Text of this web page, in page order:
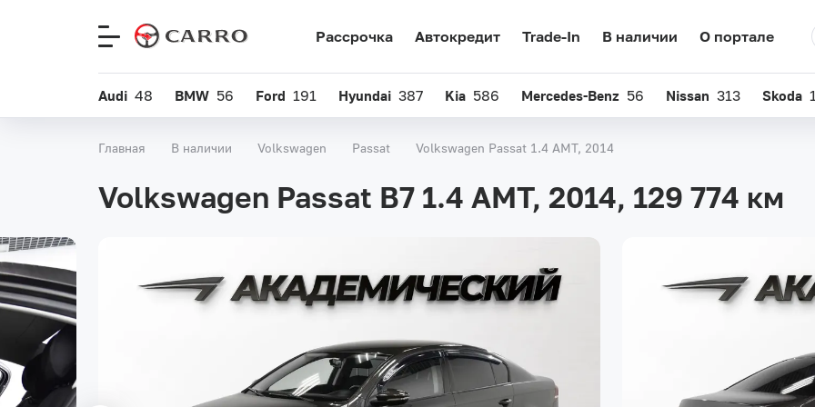
Рассрочка Автокредит Trade-In В наличии О портале
Audi 48 BMW 56 Ford 191 Hyundai 387 Kia 586 Mercedes-Benz 56 Nissan 313 Skoda
Главная В наличии Volkswagen Passat Volkswagen Passat 1.4 AMT, 2014
Volkswagen Passat B7 1.4 AMT, 2014, 129 774 км